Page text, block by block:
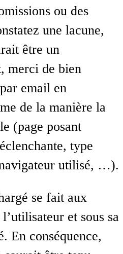
ou des
une lacune,
être un
merci de bien
email en
de la manière la
(page posant
type
utilisé, …).
se fait aux
et sous sa
En conséquence,